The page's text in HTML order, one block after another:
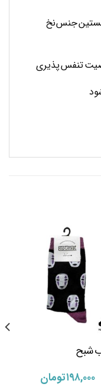
پنبه ،21% پلی آمید،4% الستین جنس نخ
تنفس پذیری
شبح
۱۹۸,۰۰۰تومان